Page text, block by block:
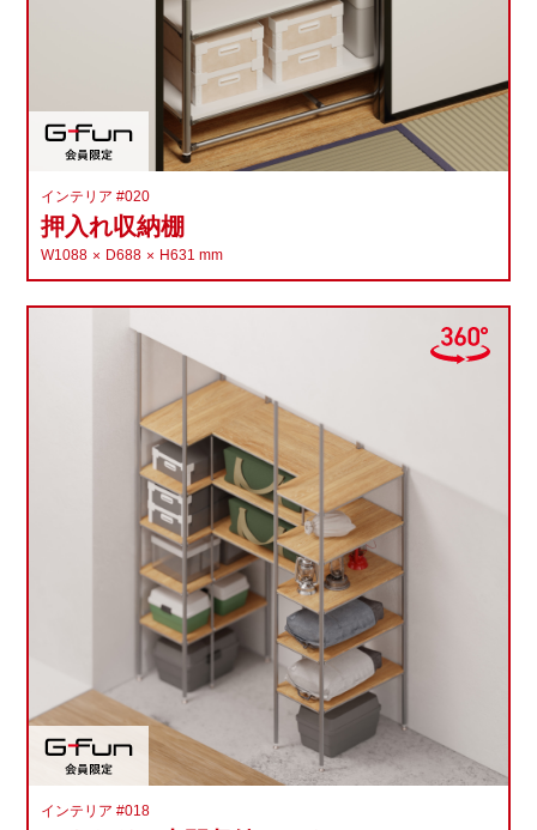
ペット
自動車
インテリア #020
押入れ収納棚
W1088 D688 H631 mm
インテリア #018